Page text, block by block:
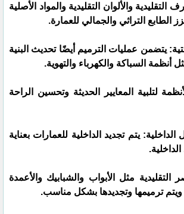
التقليدية والألوان التقليدية والمواد الأصلية
الطابع التراثي والجمالي للعمارة.
يتضمن عمليات الترميم أيضًا تحديث البنية
أنظمة السباكة والكهرباء والتهوية.
لتلبية المعايير الحديثة وتحسين الراحة
الداخلية: يتم تجديد الداخلية للعمارات بعناية
التقليدية مثل الأبواب والشبابيك والأعمدة
ويتم ترميمها وتجديدها بشكل مناسب.